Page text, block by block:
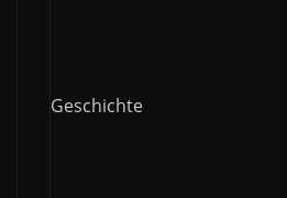
Geschichte